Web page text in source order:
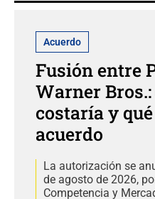
Acuerdo
Fusión entre
Warner
costaría y
acuerdo
La autorización se
de agosto de 2026,
Competencia y